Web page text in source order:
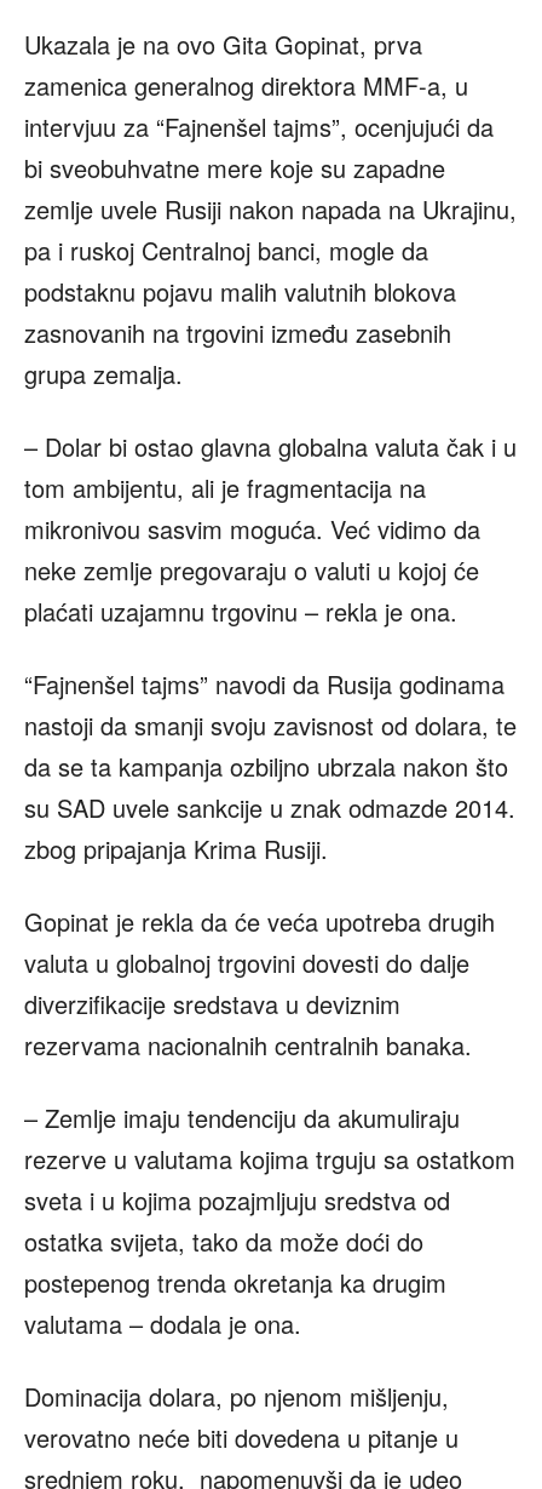
Ukazala je na ovo Gita Gopinat, prva
zamenica generalnog direktora MMF-a, u
intervjuu za “Fajnenšel tajms”, ocenjujući da
bi sveobuhvatne mere koje su zapadne
zemlje uvele Rusiji nakon napada na Ukrajinu,
pa i ruskoj Centralnoj banci, mogle da
podstaknu pojavu malih valutnih blokova
zasnovanih na trgovini između zasebnih
grupa zemalja.
– Dolar bi ostao glavna globalna valuta čak i u
tom ambijentu, ali je fragmentacija na
mikronivou sasvim moguća. Već vidimo da
neke zemlje pregovaraju o valuti u kojoj će
plaćati uzajamnu trgovinu – rekla je ona.
“Fajnenšel tajms” navodi da Rusija godinama
nastoji da smanji svoju zavisnost od dolara, te
da se ta kampanja ozbiljno ubrzala nakon što
su SAD uvele sankcije u znak odmazde 2014.
zbog pripajanja Krima Rusiji.
Gopinat je rekla da će veća upotreba drugih
valuta u globalnoj trgovini dovesti do dalje
diverzifikacije sredstava u deviznim
rezervama nacionalnih centralnih banaka.
– Zemlje imaju tendenciju da akumuliraju
rezerve u valutama kojima trguju sa ostatkom
sveta i u kojima pozajmljuju sredstva od
ostatka svijeta, tako da može doći do
postepenog trenda okretanja ka drugim
valutama – dodala je ona.
Dominacija dolara, po njenom mišljenju,
verovatno neće biti dovedena u pitanje u
srednjem roku, napomenuvši da je udeo